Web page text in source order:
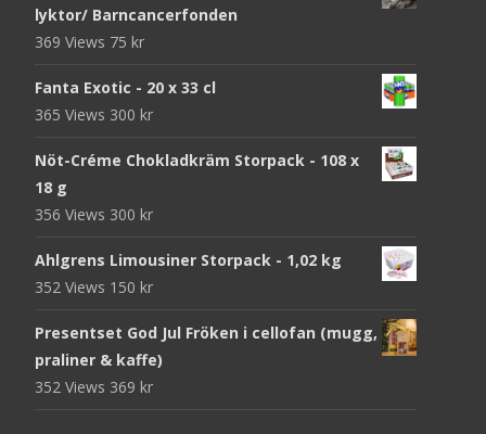
lyktor/ Barncancerfonden
369 Views 75 kr
Fanta Exotic - 20 x 33 cl
365 Views 300 kr
Nöt-Créme Chokladkräm Storpack - 108 x
18 g
356 Views 300 kr
Ahlgrens Limousiner Storpack - 1,02 kg
352 Views 150 kr
Presentset God Jul Fröken i cellofan (mugg,
praliner & kaffe)
352 Views 369 kr